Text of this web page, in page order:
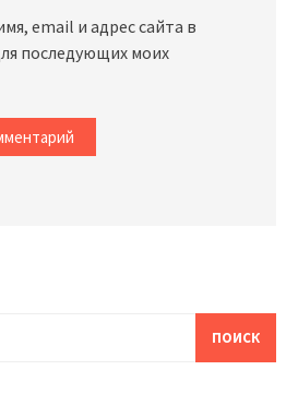
email и адрес сайта в
последующих моих